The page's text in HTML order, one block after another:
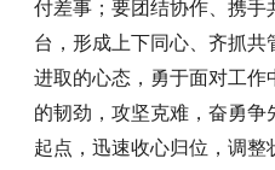
付差事；要团结协作、携手
台，形成上下同心、齐抓
进取的心态，勇于面对工作
的韧劲，攻坚克难，奋勇
起点，迅速收心归位，调